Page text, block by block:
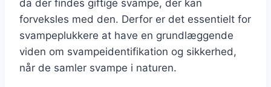
da der findes giftige svampe, der kan
forveksles med den. Derfor er det essentielt for
svampeplukkere at have en grundlæggende
viden om svampeidentifikation og sikkerhed,
når de samler svampe i naturen.